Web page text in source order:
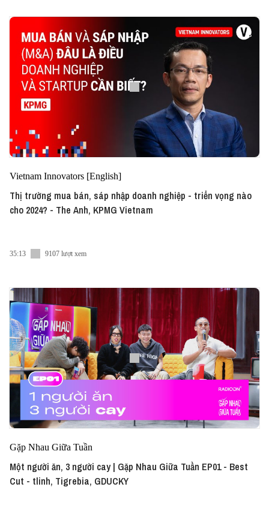
Vietnam Innovators [English]
Thị trường mua bán, sáp nhập doanh nghiệp - triển vọng nào
cho 2024? - The Anh, KPMG Vietnam
35:13 9107 lượt xem
Gặp Nhau Giữa Tuần
Một người ăn, 3 người cay | Gặp Nhau Giữa Tuần EP01 - Best
Cut - tlinh, Tigrebia, GDUCKY